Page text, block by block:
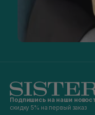
Подпишись на наши
скидку 5% на первый заказ